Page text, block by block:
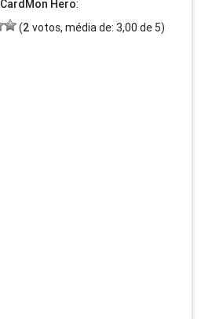
CardMon Hero:
(2 votos, média de:3,00 de 5)